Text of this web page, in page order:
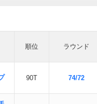
順位 ラウンド
90T 74/72